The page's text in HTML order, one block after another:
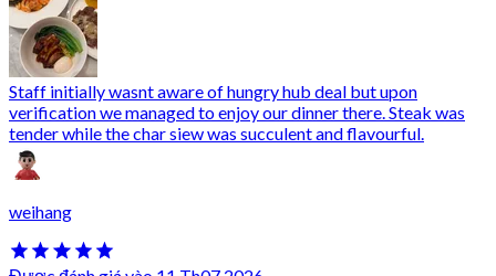
Staff initially wasnt aware of hungry hub deal but upon
verification we managed to enjoy our dinner there. Steak was
tender while the char siew was succulent and flavourful.
weihang